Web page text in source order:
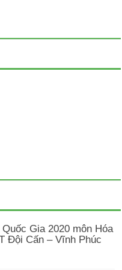
Gia 2020 môn Hóa
Đội Cấn – Vĩnh Phúc